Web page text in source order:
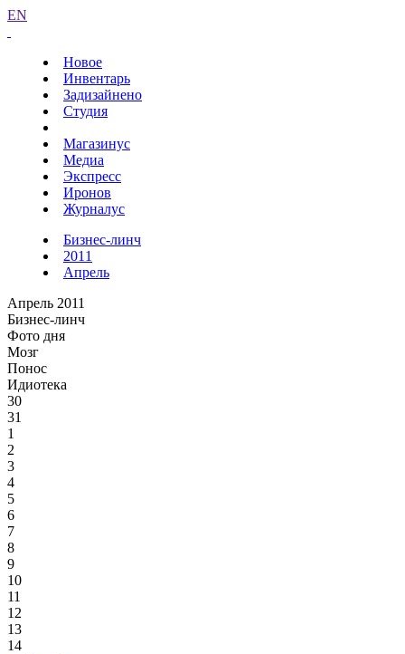
EN
Новое
Инвентарь
Задизайнено
Студия
Магазинус
Медиа
Экспресс
Иронов
Журналус
Бизнес-линч
2011
Апрель
Апрель 2011
Бизнес-линч
Фото дня
Мозг
Понос
Идиотека
30
31
1
2
3
4
5
6
7
8
9
10
11
12
13
14